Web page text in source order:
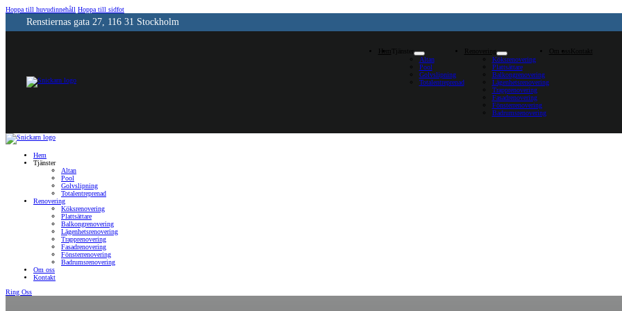
Hoppa till huvudinnehåll Hoppa till sidfot
Renstiernas gata 27, 116 31 Stockholm
Hem
Altan
Pool
Golvslipning
Totalentreprenad
Renovering
Köksrenovering
Plattsättare
Balkongrenovering
Lägenhetsrenovering
Trapprenovering
Fasadrenovering
Fönsterrenovering
Badrumsrenovering
Om oss Kontakt
Hem
Tjänster
Altan
Pool
Golvslipning
Totalentreprenad
Renovering
Köksrenovering
Plattsättare
Balkongrenovering
Lägenhetsrenovering
Trapprenovering
Fasadrenovering
Fönsterrenovering
Badrumsrenovering
Om oss
Kontakt
Ring Oss